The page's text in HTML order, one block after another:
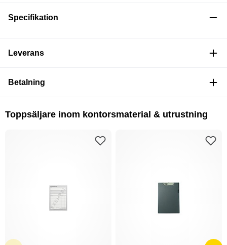
Specifikation
Leverans
Betalning
Toppsäljare inom kontorsmaterial & utrustning